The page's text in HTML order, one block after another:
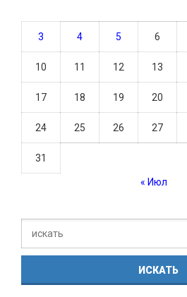
3 4 5 6
10 11 12 13
17 18 19 20
24 25 26 27
31
« Июл